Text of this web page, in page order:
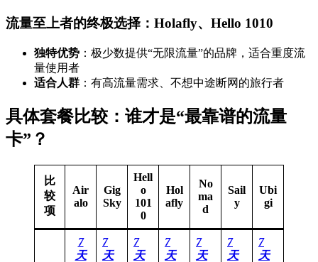
流量至上者的终极选择：Holafly、Hello 1010
独特优势 ：极少数提供“无限流量”的品牌，适合重度流
量使用者
适合人群 ：有高流量需求、不想中途断网的旅行者
具体套餐比较：谁才是“最靠谱的流量
卡”？
比
较
项
Air
alo
Gig
Sky
Hell
o
101
0
Hol
afly
No
ma
d
Sail
y
Ubi
gi
7
天
7
天
7
天
7
天
7
天
7
天
7
天